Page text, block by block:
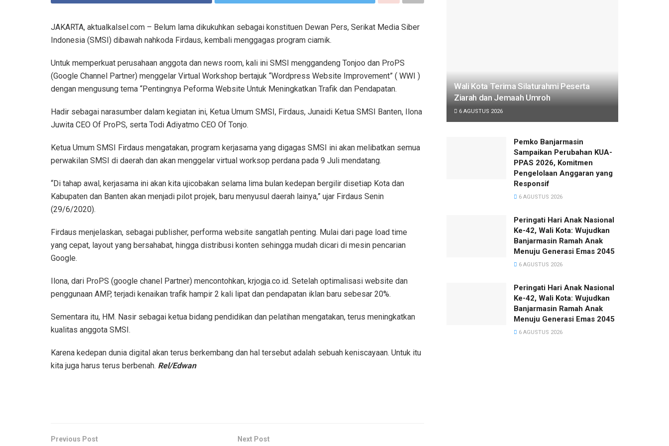
JAKARTA, aktualkalsel.com – Belum lama dikukuhkan sebagai konstituen Dewan Pers, Serikat Media Siber
Indonesia (SMSI) dibawah nahkoda Firdaus, kembali menggagas program ciamik.
Untuk memperkuat perusahaan anggota dan news room, kali ini SMSI menggandeng Tonjoo dan ProPS
(Google Channel Partner) menggelar Virtual Workshop bertajuk “Wordpress Website Improvement” ( WWI )
dengan mengusung tema “Pentingnya Peforma Website Untuk Meningkatkan Trafik dan Pendapatan.
Hadir sebagai narasumber dalam kegiatan ini, Ketua Umum SMSI, Firdaus, Junaidi Ketua SMSI Banten, Ilona
Juwita CEO Of ProPS, serta Todi Adiyatmo CEO Of Tonjo.
Ketua Umum SMSI Firdaus mengatakan, program kerjasama yang digagas SMSI ini akan melibatkan semua
perwakilan SMSI di daerah dan akan menggelar virtual worksop perdana pada 9 Juli mendatang.
“Di tahap awal, kerjasama ini akan kita ujicobakan selama lima bulan kedepan bergilir disetiap Kota dan
Kabupaten dan Banten akan menjadi pilot projek, baru menyusul daerah lainya,” ujar Firdaus Senin
(29/6/2020).
Firdaus menjelaskan, sebagai publisher, performa website sangatlah penting. Mulai dari page load time
yang cepat, layout yang bersahabat, hingga distribusi konten sehingga mudah dicari di mesin pencarian
Google.
Ilona, dari ProPS (google chanel Partner) mencontohkan, krjogja.co.id. Setelah optimalisasi website dan
penggunaan AMP, terjadi kenaikan trafik hampir 2 kali lipat dan pendapatan iklan baru sebesar 20%.
Sementara itu, HM. Nasir sebagai ketua bidang pendidikan dan pelatihan mengatakan, terus meningkatkan
kualitas anggota SMSI.
Karena kedepan dunia digital akan terus berkembang dan hal tersebut adalah sebuah keniscayaan. Untuk itu
kita juga harus terus berbenah. Rel/Edwan
Previous Post Next Post
Wali Kota Terima Silaturahmi Peserta
Ziarah dan Jemaah Umroh
6 AGUSTUS 2026
Pemko Banjarmasin
Sampaikan Perubahan KUA-
PPAS 2026, Komitmen
Pengelolaan Anggaran yang
Responsif
6 AGUSTUS 2026
Peringati Hari Anak Nasional
Ke-42, Wali Kota: Wujudkan
Banjarmasin Ramah Anak
Menuju Generasi Emas 2045
6 AGUSTUS 2026
Peringati Hari Anak Nasional
Ke-42, Wali Kota: Wujudkan
Banjarmasin Ramah Anak
Menuju Generasi Emas 2045
6 AGUSTUS 2026